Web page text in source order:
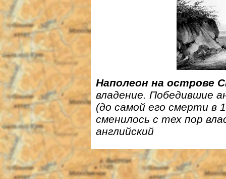
Наполеон на острове
владение. Победившие
(до самой его смерти в
сменилось с тех пор
английский